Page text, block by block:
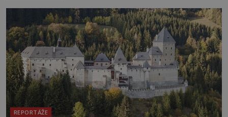
je umělá družice od povrchu Marsu vzdálena asi
1873 kilometrů, nachá
REPORTÁŽE